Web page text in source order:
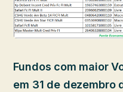
Fundos com maior
em 31 de dezembro